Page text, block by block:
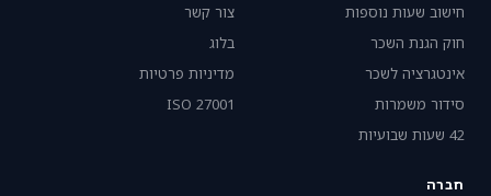
חישוב שעות נוספות
חוק הגנת השכר
אינטגרציה לשכר
סידור משמרות
42 שעות שבועיות
צור קשר
בלוג
מדיניות פרטיות
ISO 27001
חברה